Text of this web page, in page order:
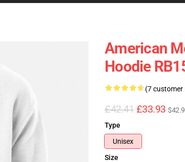
American
Hoodie
(7 customer
£42.41 £33.93
Type
Unisex
Size